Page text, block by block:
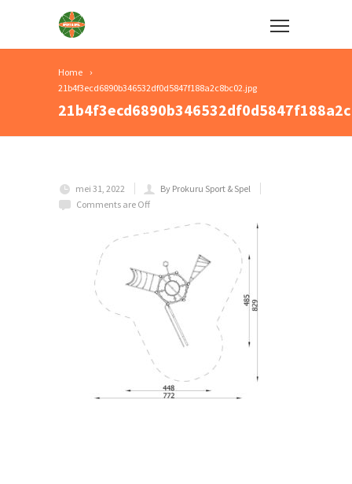
Home
21b4f3ecd6890b346532df0d5847f188a2c8bc02.jpg
mei 31, 2022
By Prokuru Sport & Spel
Comments are Off